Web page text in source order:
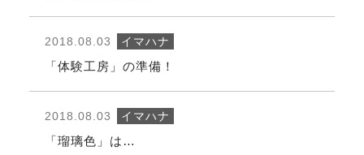
2018.08.03 イマハナ
「体験工房」の準備！
2018.08.03 イマハナ
「瑠璃色」は…